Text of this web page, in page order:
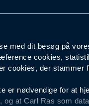
med dit besøg på
cookies,
cookies, der stammer
er nødvendige for at
at Carl Ras som